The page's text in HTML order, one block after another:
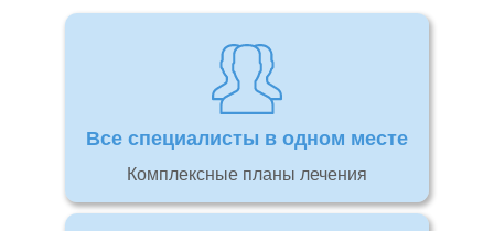
Все специалисты в одном месте
Комплексные планы лечения